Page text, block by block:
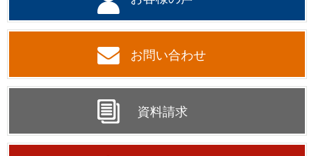
お問い合わせ
資料請求